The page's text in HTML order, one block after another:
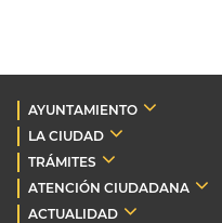
AYUNTAMIENTO
LA CIUDAD
TRÁMITES
ATENCIÓN CIUDADANA
ACTUALIDAD